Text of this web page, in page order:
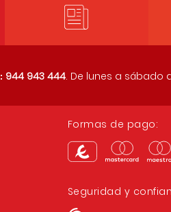
944 943 444. De lunes a sábado
Formas de pago:
Seguridad y